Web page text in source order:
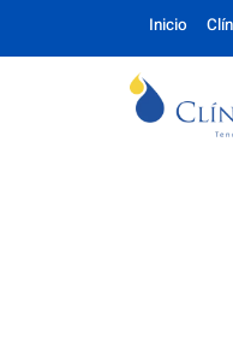
Inicio